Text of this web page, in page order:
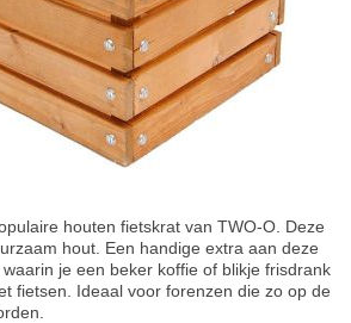
houten fietskrat van TWO-O. Deze
hout. Een handige extra aan deze
je een beker koffie of blikje frisdrank
fietsen. Ideaal voor forenzen die zo op de